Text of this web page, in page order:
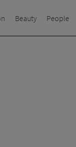
Beauty People